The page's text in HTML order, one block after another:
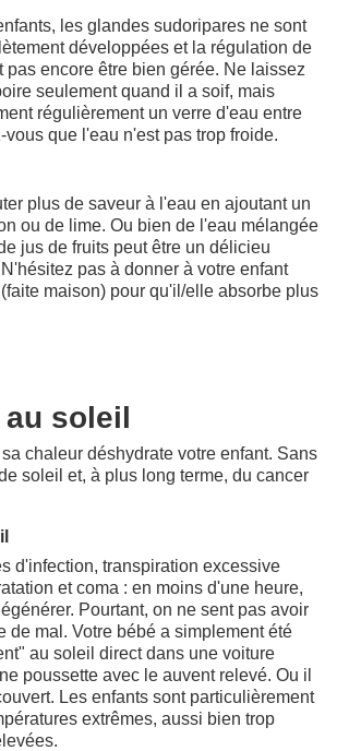
les glandes sudoripares ne sont
développées et la régulation de
pas encore être bien gérée. Ne laissez
seulement quand il a soif, mais
régulièrement un verre d'eau entre
vous que l'eau n'est pas trop froide.
plus de saveur à l'eau en ajoutant un
ou de lime. Ou bien de l'eau mélangée
jus de fruits peut être un délicieu
pas à donner à votre enfant
maison) pour qu'il/elle absorbe plus
soleil
sa chaleur déshydrate votre enfant. Sans
soleil et, à plus long terme, du cancer
d'infection, transpiration excessive
et coma : en moins d'une heure,
Pourtant, on ne sent pas avoir
de mal. Votre bébé a simplement été
au soleil direct dans une voiture
poussette avec le auvent relevé. Ou il
Les enfants sont particulièrement
extrêmes, aussi bien trop